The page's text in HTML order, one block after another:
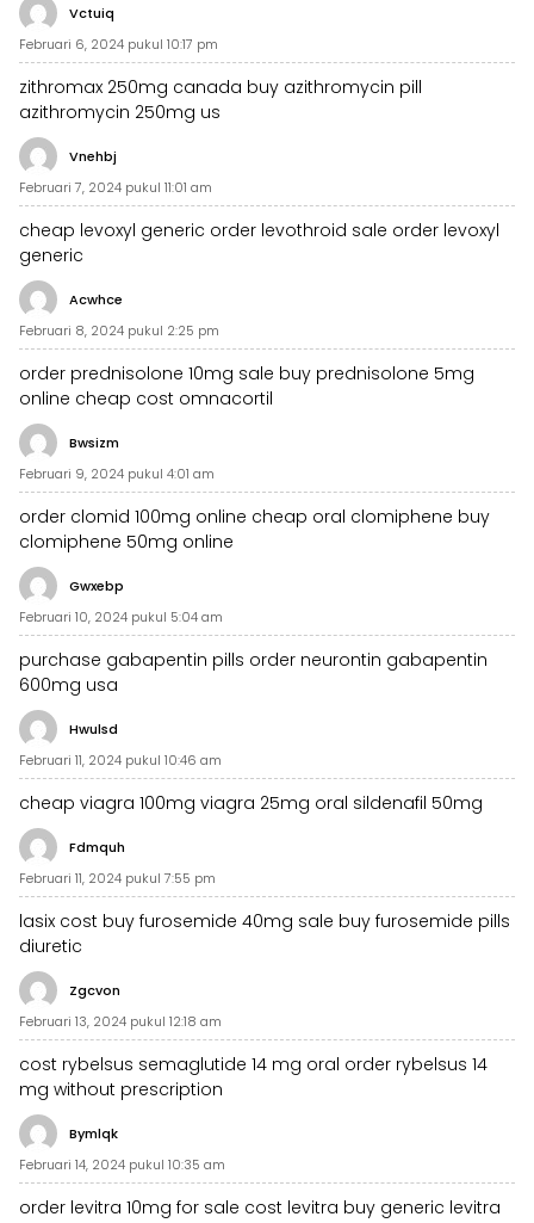
Vctuiq
Februari 6, 2024 pukul 10:17 pm
zithromax 250mg canada buy azithromycin pill
azithromycin 250mg us
Vnehbj
Februari 7, 2024 pukul 11:01 am
cheap levoxyl generic order levothroid sale order levoxyl
generic
Acwhce
Februari 8, 2024 pukul 2:25 pm
order prednisolone 10mg sale buy prednisolone 5mg
online cheap cost omnacortil
Bwsizm
Februari 9, 2024 pukul 4:01 am
order clomid 100mg online cheap oral clomiphene buy
clomiphene 50mg online
Gwxebp
Februari 10, 2024 pukul 5:04 am
purchase gabapentin pills order neurontin gabapentin
600mg usa
Hwulsd
Februari 11, 2024 pukul 10:46 am
cheap viagra 100mg viagra 25mg oral sildenafil 50mg
Fdmquh
Februari 11, 2024 pukul 7:55 pm
lasix cost buy furosemide 40mg sale buy furosemide pills
diuretic
Zgcvon
Februari 13, 2024 pukul 12:18 am
cost rybelsus semaglutide 14 mg oral order rybelsus 14
mg without prescription
Bymlqk
Februari 14, 2024 pukul 10:35 am
order levitra 10mg for sale cost levitra buy generic levitra